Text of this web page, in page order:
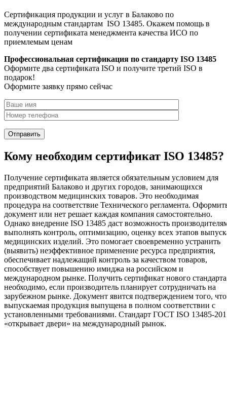
Сертификация продукции и услуг в Балаково по
международным стандартам ISO 13485. Окажем помощь в
получении сертификата менеджмента качества ИСО по
приемлемым ценам
Профессиональная сертификация по стандарту ISO 13485
Оформите два сертификата ISO и получите третий ISO в
подарок!
Оформите заявку прямо сейчас
Кому необходим сертификат ISO 13485?
Получение сертификата является обязательным условием для
предприятий Балаково и других городов, занимающихся
производством медицинских товаров. Это необходимая
процедура на соответствие Технического регламента.
документ или нет решает каждая компания самостоятельно.
Однако внедрение ISO 13485 даст возможность
выполнять контроль, оптимизацию, оценку всех этапов
медицинских изделий. Это помогает своевременно устранить
(выявить) неэффективное применение ресурса предприятия,
обеспечивает надлежащий контроль за качеством товаров,
способствует повышению имиджа на российском и
международном рынке. Получить сертификат нового стандарта
необходимо, если производитель планирует сотрудничать на
зарубежном рынке. Документ явится подтверждением того, что
выпускаемая продукция выпущена в полном соответствии с
установленными требованиями. Стандарт ГОСТ ISO 13485-
«открывает двери» на международный рынок.